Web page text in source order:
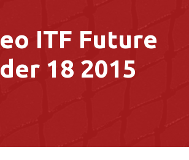
ITF Future
18 2015